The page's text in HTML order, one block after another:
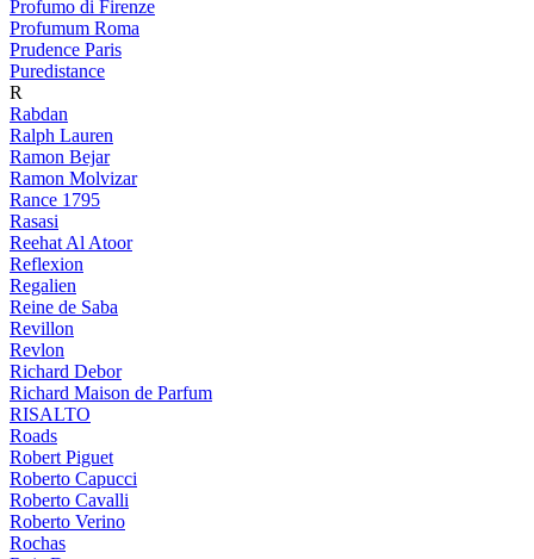
Profumo di Firenze
Profumum Roma
Prudence Paris
Puredistance
R
Rabdan
Ralph Lauren
Ramon Bejar
Ramon Molvizar
Rance 1795
Rasasi
Reehat Al Atoor
Reflexion
Regalien
Reine de Saba
Revillon
Revlon
Richard Debor
Richard Maison de Parfum
RISALTO
Roads
Robert Piguet
Roberto Capucci
Roberto Cavalli
Roberto Verino
Rochas